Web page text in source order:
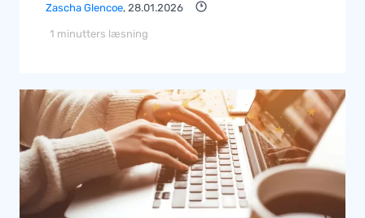
Zascha Glencoe, 28.01.2026
1 minutters læsning